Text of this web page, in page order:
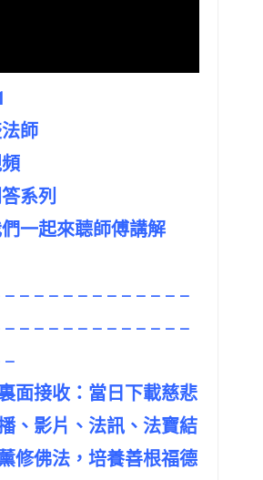
師
系列
一起來聼師傅講解
– – – – – – – – – – – –
– – – – – – – – – – – –
–
面接收：當日下載慈悲
、影片、法訊、法寶結
修佛法，培養善根福德